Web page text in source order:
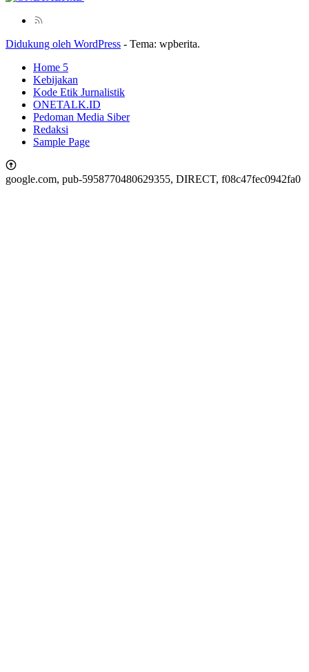
Didukung oleh WordPress - Tema: wpberita.
Home 5
Kebijakan
Kode Etik Jurnalistik
ONETALK.ID
Pedoman Media Siber
Redaksi
Sample Page
google.com, pub-5958770480629355, DIRECT, f08c47fec0942fa0